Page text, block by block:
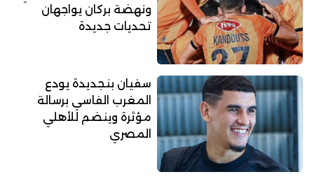
ونهضة بركان يواجهان
تحديات جديدة
سفيان بنجديدة يودع
المغرب الفاسي برسالة
مؤثرة وينضم للأهلي
المصري